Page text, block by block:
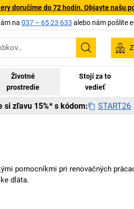
doručíme do 72 hodín. Objavte našu
na 037 – 65 23 633 alebo nám pošlite
Životné
prostredie
Stojí za to
vedieť
si zľavu 15%* s kódom: START26
pomocníkmi pri renovačných
dláta.